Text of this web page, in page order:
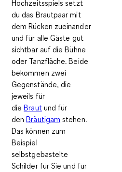
Hochzeitsspiels setzt
du das Brautpaar mit
dem Rücken zueinander
und für alle Gäste gut
sichtbar auf die Bühne
oder Tanzfläche. Beide
bekommen zwei
Gegenstände, die
jeweils für
dieBrautund für
denBräutigam stehen.
Das können zum
Beispiel
selbstgebastelte
Schilder für Sie und für